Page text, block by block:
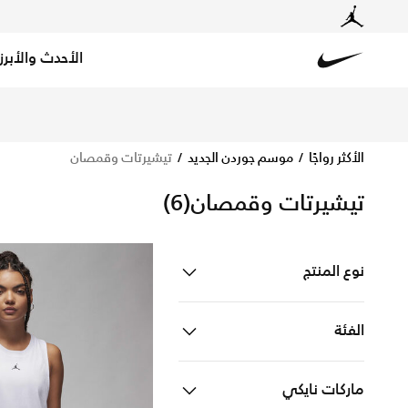
الأحدث والأبرز
الأكثر رواجًا موسم جوردن الجديد تيشيرتات وقمصان
تيشيرتات وقمصان(6)
نوع المنتج
الفئة
ماركات نايكي